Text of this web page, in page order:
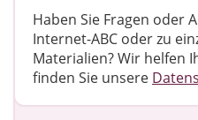
Haben Sie Fragen oder
Internet-ABC oder zu
Materialien? Wir helfen
finden Sie unsere